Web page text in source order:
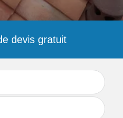
devis gratuit